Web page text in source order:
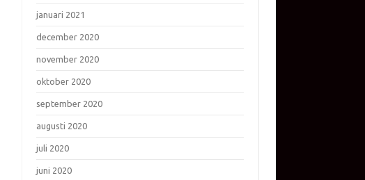
januari 2021
december 2020
november 2020
oktober 2020
september 2020
augusti 2020
juli 2020
juni 2020